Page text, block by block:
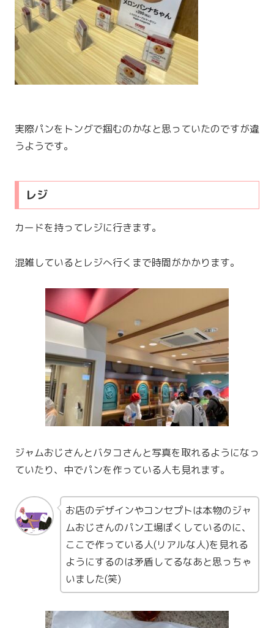
実際パンをトングで掴むのかなと思っていたのですが違
うようです。
レジ
カードを持ってレジに行きます。
混雑しているとレジへ行くまで時間がかかります。
ジャムおじさんとバタコさんと写真を取れるようになっ
ていたり、中でパンを作っている人も見れます。
お店のデザインやコンセプトは本物のジャ
ムおじさんのパン工場ぽくしているのに、
ここで作っている人(リアルな人)を見れる
ようにするのは矛盾してるなあと思っちゃ
いました(笑)